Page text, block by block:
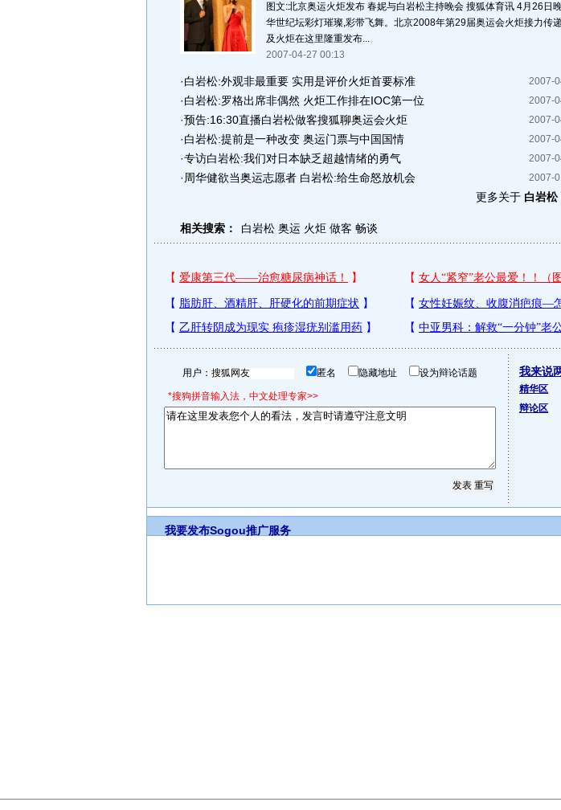
图文:北京奥运火炬发布 春妮与白岩松主持晚会 搜狐体育讯 4月26日
华世纪坛彩灯璀璨,彩带飞舞。北京2008年第29届奥运会火炬接力传
及火炬在这里隆重发布...
2007-04-27 00:13
2007-
·白岩松:外观非最重要 实用是评价火炬首要标准
2007-
·白岩松:罗格出席非偶然 火炬工作排在IOC第一位
2007-
·预告:16:30直播白岩松做客搜狐聊奥运会火炬
2007-
·白岩松:提前是一种改变 奥运门票与中国国情
2007-
·专访白岩松:我们对日本缺乏超越情绪的勇气
2007-
· 周华健欲当奥运志愿者 白岩松:给生命怒放机会
更多关于 白岩松
相关搜索： 白岩松 奥运 火炬 做客 畅谈
用户： 匿名 隐藏地址 设为辩论话题
*搜狗拼音输入法，中文处理专家>>
我来说
精华区
辩论区
我要发布Sogou推广服务